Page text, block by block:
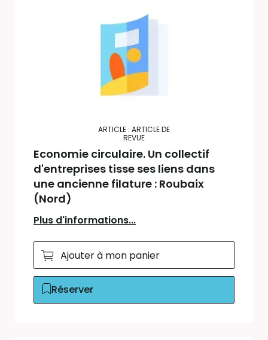
ARTICLE : ARTICLE DE
REVUE
Economie circulaire. Un collectif
d'entreprises tisse ses liens dans
une ancienne filature : Roubaix
(Nord)
Plus d'informations...
Ajouter à mon panier
Réserver